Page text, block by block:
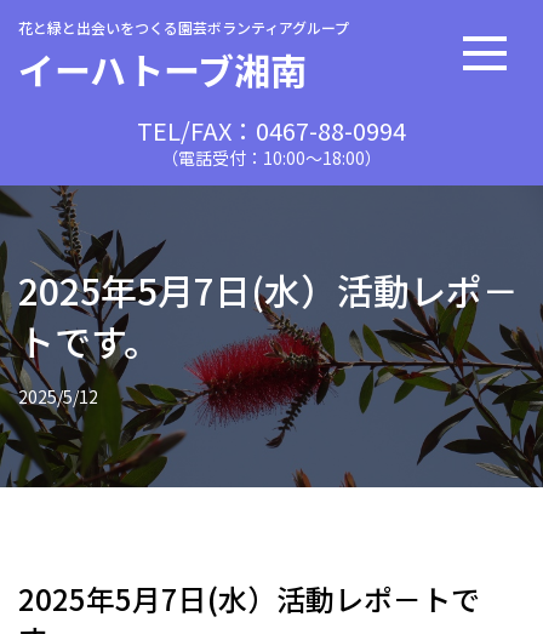
花と緑と出会いをつくる園芸ボランティアグループ
イーハトーブ湘南
TEL/FAX：0467-88-0994
（電話受付：10:00〜18:00）
2025年5月7日(水）活動レポ－
トです。
2025/5/12
2025年5月7日(水）活動レポ－トで